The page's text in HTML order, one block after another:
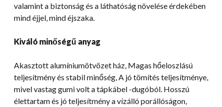
valamint a biztonság és a láthatóság növelése érdekében
mind éjjel, mind éjszaka.
Kiváló minőségű anyag
Akasztott alumíniumötvözet ház, Magas hőeloszlású
teljesítmény és stabil minőség, A jó tömítés teljesítménye,
mivel vastag gumi volt a tápkábel -dugóból. Hosszú
élettartam és jó teljesítmény a vízálló porállóságon,